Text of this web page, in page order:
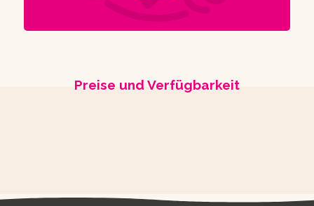
Preise und Verfügbarkeit